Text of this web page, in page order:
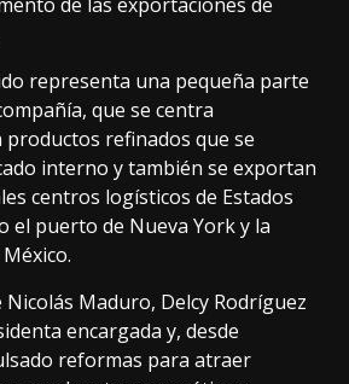
representa una pequeña parte
que se centra
refinados que se
interno y también se exportan
centros logísticos de Estados
el puerto de Nueva York y la
Maduro, Delcy Rodríguez
encargada y, desde
reformas para atraer